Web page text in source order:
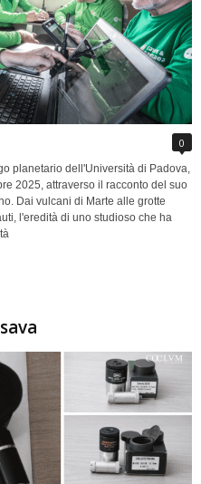
0
planetario dell'Università di Padova,
2025, attraverso il racconto del suo
Dai vulcani di Marte alle grotte
l'eredità di uno studioso che ha